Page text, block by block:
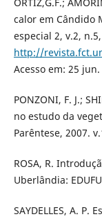
calor em Cândido
especial 2, v.2,
http://
Acesso em: 25
PONZONI, F. J.;
no estudo da
Parêntese, 2007.
ROSA, R.
Uberlândia:
SAYDELLES, A.